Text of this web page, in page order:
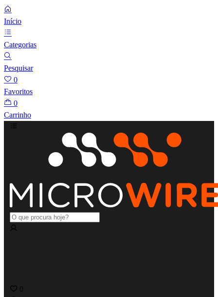
Início
Categorias
Pesquisar
0
Favoritos
0
Carrinho
0